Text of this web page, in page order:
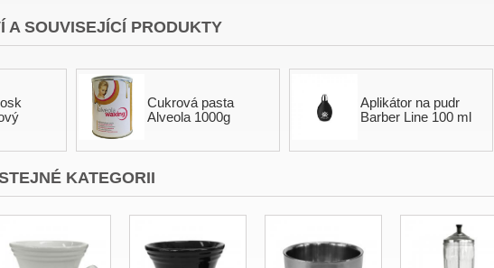
A SOUVISEJÍCÍ PRODUKTY
Cukrová pasta
Alveola 1000g
Aplikátor na pudr
Barber Line 100 ml
KATEGORII